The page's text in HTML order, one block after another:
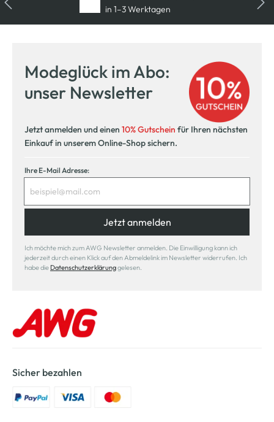
in 1–3 Werktagen
Kostenlose Filiallieferung
in Ihre Wunschfiliale
Modeglück im Abo:
unser Newsletter
Jetzt anmelden und einen 10% Gutschein für Ihren nächsten
Einkauf in unserem Online-Shop sichern.
Ihre E-Mail Adresse:
Jetzt anmelden
Ich möchte mich zum AWG Newsletter anmelden. Die Einwilligung kann ich
jederzeit durch einen Klick auf den Abmeldelink im Newsletter widerrufen. Ich
habe die Datenschutzerklärunggelesen.
Sicher bezahlen